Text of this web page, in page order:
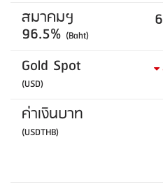
สมาคมฯ
96.5% (Baht)
Gold Spot
(USD)
ค่าเงินบาท
(USDTHB)